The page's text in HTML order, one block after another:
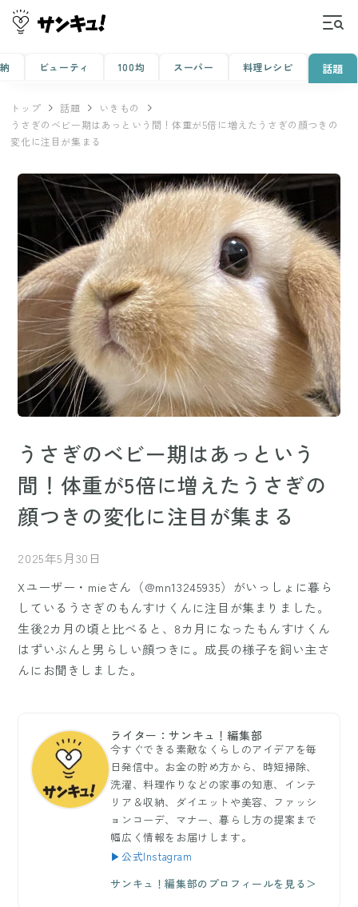
ビューティ 100均 スーパー 料理レシピ 話題
トップ 話題
いきもの
うさぎのベビー期はあっという間！体重が5倍に増えたうさぎの顔つきの
変化に注目が集まる
うさぎのベビー期はあっという
間！体重が5倍に増えたうさぎの
顔つきの変化に注目が集まる
2025年5月30日
Xユーザー・mieさん（@mn13245935）がいっしょに暮ら
しているうさぎのもんすけくんに注目が集まりました。
生後2カ月の頃と比べると、8カ月になったもんすけくん
はずいぶんと男らしい顔つきに。成長の様子を飼い主さ
んにお聞きしました。
ライター：サンキュ！編集部
今すぐできる素敵なくらしのアイデアを毎
日発信中。お金の貯め方から、時短掃除、
洗濯、料理作りなどの家事の知恵、インテ
リア＆収納、ダイエットや美容、ファッシ
ョンコーデ、マナー、暮らし方の提案まで
幅広く情報をお届けします。
▶公式Instagram
サンキュ！編集部のプロフィールを見る＞